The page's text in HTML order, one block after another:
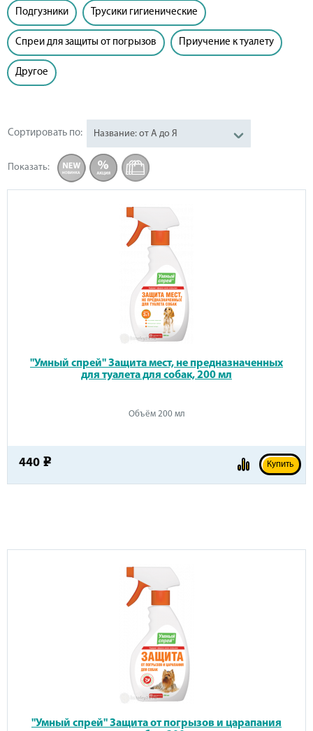
Подгузники Трусики гигиенические
Спреи для защиты от погрызов Приучение к туалету
Другое
Сортировать по: Название: от А до Я
Показать:
"Умный спрей" Защита мест, не предназначенных
для туалета для собак, 200 мл
Объём 200 мл
440 e Купить
"Умный спрей" Защита от погрызов и царапания